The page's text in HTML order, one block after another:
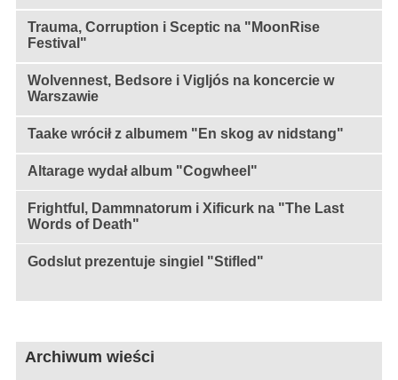
Trauma, Corruption i Sceptic na "MoonRise
Festival"
Wolvennest, Bedsore i Vigljós na koncercie w
Warszawie
Taake wrócił z albumem "En skog av nidstang"
Altarage wydał album "Cogwheel"
Frightful, Dammnatorum i Xificurk na "The Last
Words of Death"
Godslut prezentuje singiel "Stifled"
Archiwum wieści